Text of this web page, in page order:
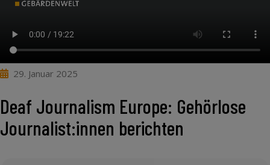
29. Januar 2025
Deaf Journalism Europe: Gehörlose
Journalist:innen berichten